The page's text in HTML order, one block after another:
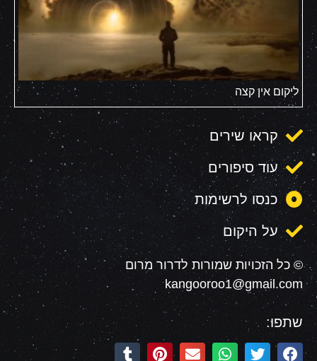
ליקום אין קצה
קראו שירים
עוד סיפורים
כנסו לרשימות
על היקום
© כל הזכויות שמורות לדרור מרום
kangooroo1@gmail.com
שתפו: